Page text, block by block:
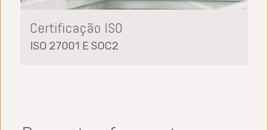
Certificação ISO
ISO 27001 E SOC2